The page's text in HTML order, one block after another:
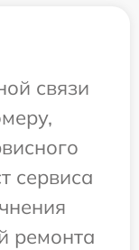
связи
сервиса
ремонта